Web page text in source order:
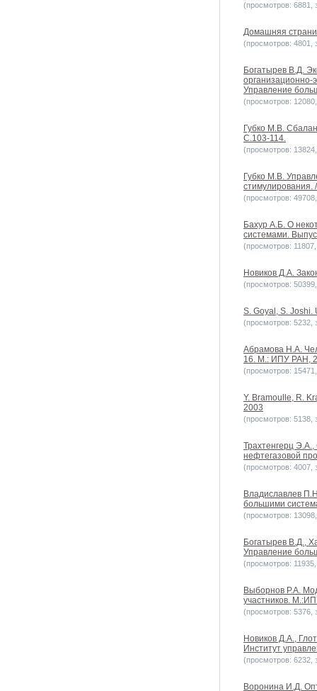
(просмотров: 6881,
Домашняя
(просмотров: 4801,
Богатырев В.Д.
организационно-
Управление
(просмотров:
Губко М.В.
С.103-114.
(просмотров:
Губко М.В.
стимулирования.
(просмотров:
Бахур А.Б. О
системами.
(просмотров:
Новиков Д.А.
(просмотров:
S. Goyal, S.
(просмотров: 5232,
Абрамова Н.А.
16. М.: ИПУ РАН,
(просмотров:
Y. Bramoulle, R.
2003
(просмотров: 5138,
Трахтенгерц
нефтегазовой
(просмотров: 4007,
Владиславлев
большими
(просмотров:
Богатырев В.Д.,
Управление
(просмотров:
Выборнов Р.А.
участников.
(просмотров: 5376,
Новиков Д.А.,
Институт
(просмотров: 6232,
Воронина И.Д.